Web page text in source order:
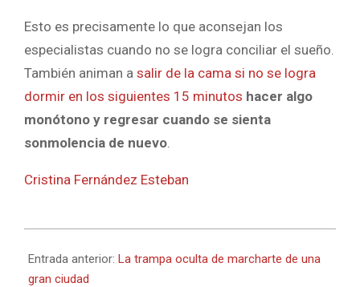
Esto es precisamente lo que aconsejan los
especialistas cuando no se logra conciliar el sueño.
También animan a salir de la cama si no se logra
dormir en los siguientes 15 minutos hacer algo
monótono y regresar cuando se sienta
sonmolencia de nuevo.
Cristina Fernández Esteban
04-
26
Entrada anterior: La trampa oculta de marcharte de una
gran ciudad